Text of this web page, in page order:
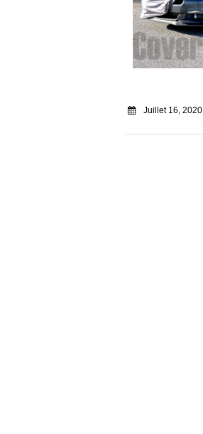
Juillet 16, 2020